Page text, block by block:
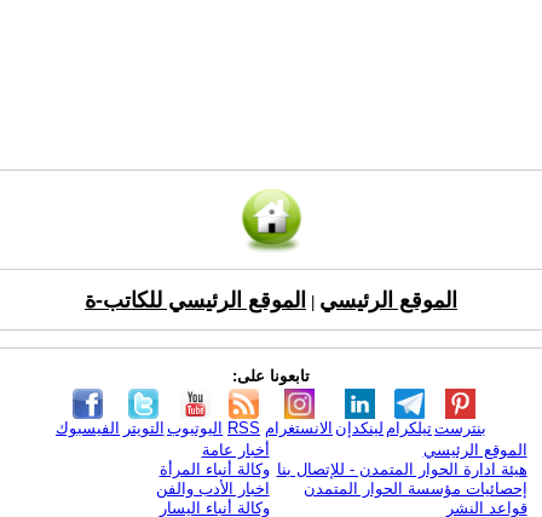
الموقع الرئيسي الموقع الرئيسي للكاتب-ة
تابعونا على:
الفيسبوك التويتر اليوتيوب RSS الانستغرام لينكدإن تيلكرامبنترست
الموقع الرئيسي
هيئة ادارة الحوار المتمدن - للإتصال بنا
إحصائيات مؤسسة الحوار المتمدن
قواعد النشر
أخبار عامة
وكالة أنباء المرأة
اخبار الأدب والفن
وكالة أنباء اليسار